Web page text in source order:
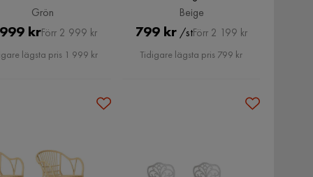
Grön
Pris
krOriginal
Pris
Förr 2 999 kr
lägsta pris 1 999 kr
Beige
Pris
799 kr /stOriginal
Pris
Förr 2 199 kr
Tidigare lägsta pris 799 kr